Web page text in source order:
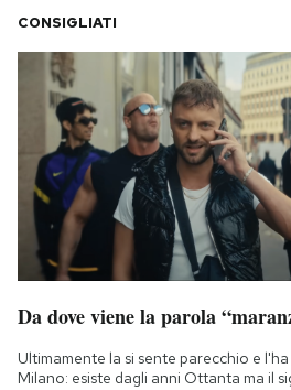
CONSIGLIATI
Da dove viene la parola
Ultimamente la si sente parecchio e
Milano: esiste dagli anni Ottanta ma il